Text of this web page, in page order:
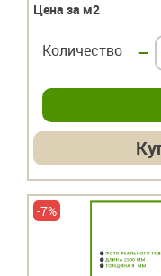
Цена за м2
Количество –
-7%